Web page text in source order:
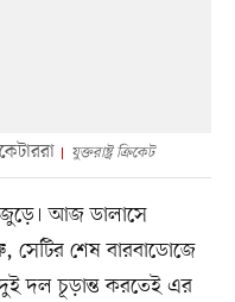
যুক্তরাষ্ট্র ক্রিকেট
আজ ডালাসে
সেটির শেষ বারবাডোজে
দল চূড়ান্ত করতেই এর